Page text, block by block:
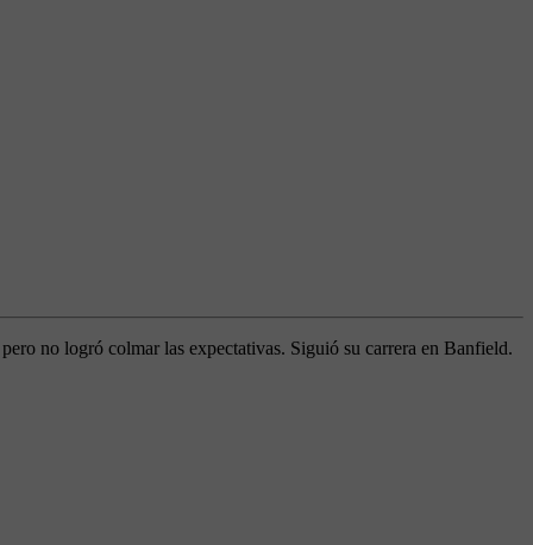
no logró colmar las expectativas. Siguió su carrera en Banfield.